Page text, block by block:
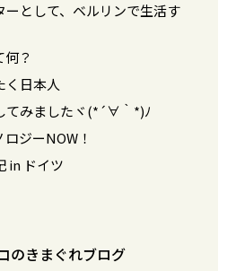
ーとして、ベルリンで生活す
？
く日本人
てみましたヾ(*´∀｀*)ﾉ
ジーNOW！
in ドイツ
のきまぐれブログ